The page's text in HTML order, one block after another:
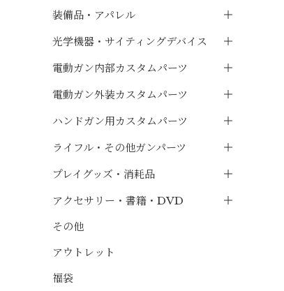
装備品・アパレル
光学機器・サイティングデバイス
電動ガン内部カスタムパーツ
電動ガン外装カスタムパーツ
ハンドガン用カスタムパーツ
ライフル・その他ガンパーツ
プレイグッズ・消耗品
アクセサリー・書籍・DVD
その他
アウトレット
福袋